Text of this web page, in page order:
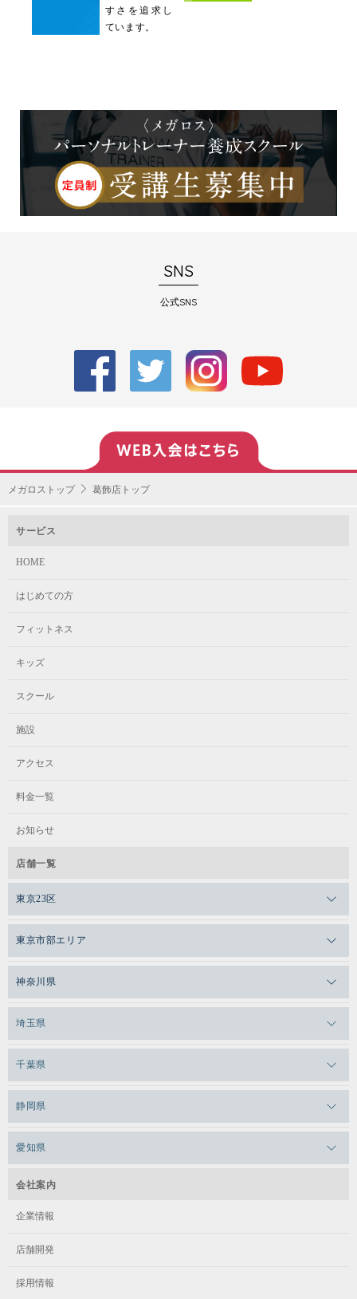
すさを追求し
ています。
SNS
公式SNS
メガロストップ 葛飾店トップ
サービス
HOME
はじめての方
フィットネス
キッズ
スクール
施設
アクセス
料金一覧
お知らせ
店舗一覧
東京23区
メガロスルフレ恵比寿
メガロス日比谷シャンテ
メガロス田端
メガロスルフレ田端
メガロスキッズ錦糸町
メガロス葛飾
東京市部エリア
メガロス三鷹
メガロスルフレ三鷹
メガロスルフレ武蔵小金井
メガロス小平テニススクール
神奈川県
メガロス上永谷
メガロスルフレ上永谷
メガロス日吉
メガロス綱島
メガロスルフレ綱島
メガロス市ヶ尾
メガロス鷺沼
埼玉県
メガロスルフレ草加
千葉県
メガロス本八幡
静岡県
愛知県
メガロステラッセ納屋橋
メガロス千種
会社案内
企業情報
店舗開発
採用情報